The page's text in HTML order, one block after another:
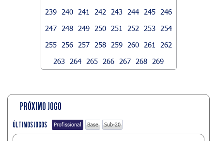
239
240 241 242 243 244 245
246
247
248 249 250 251 252 253
254
255
256 257 258 259 260 261
262
263
264 265 266 267 268 269
PRÓXIMO JOGO
ÚLTIMOS JOGOS Profissional Base Sub-20